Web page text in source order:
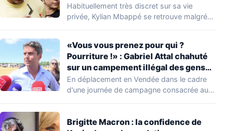
Habituellement très discret sur sa vie
privée, Kylian Mbappé se retrouve malgré
«Vous vous prenez pour qui ?
Pourriture !» : Gabriel Attal chahuté
sur un campement illégal des gens
du voyage
En déplacement en Vendée dans le cadre
d'une journée de campagne consacrée aux
Brigitte Macron : la confidence de